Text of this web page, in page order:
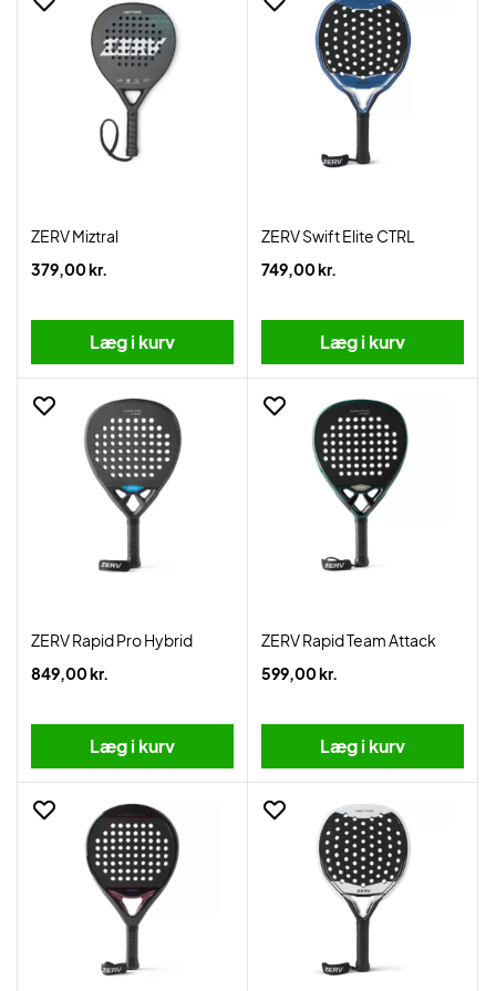
ZERV Miztral
379,00 kr.
Læg i kurv
ZERV Swift Elite CTRL
749,00 kr.
Læg i kurv
ZERV Rapid Pro Hybrid
849,00 kr.
Læg i kurv
ZERV Rapid Team Attack
599,00 kr.
Læg i kurv